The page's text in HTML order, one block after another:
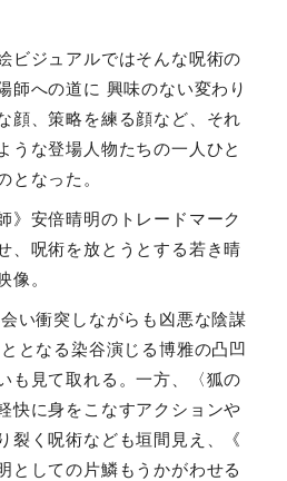
ビジュアルではそんな呪術の
師への道に 興味のない変わり
顔、策略を練る顔など、それ
うな登場人物たちの一人ひと
となった。
》安倍晴明のトレードマーク
、呪術を放とうとする若き晴
像。
い衝突しながらも凶悪な陰謀
となる染谷演じる博雅の凸凹
も見て取れる。一方、〈狐の
快に身をこなすアクションや
裂く呪術なども垣間見え、《
としての片鱗もうかがわせる